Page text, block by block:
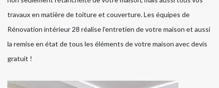
travaux en matière de toiture et couverture. Les équipes de
Rénovation intérieur 28 réalise l’entretien de votre maison et aussi
la remise en état de tous les éléments de votre maison avec devis
gratuit !